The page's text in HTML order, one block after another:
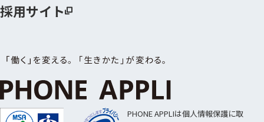
採用サイト
PHONE APPLIは個人情報保護に取